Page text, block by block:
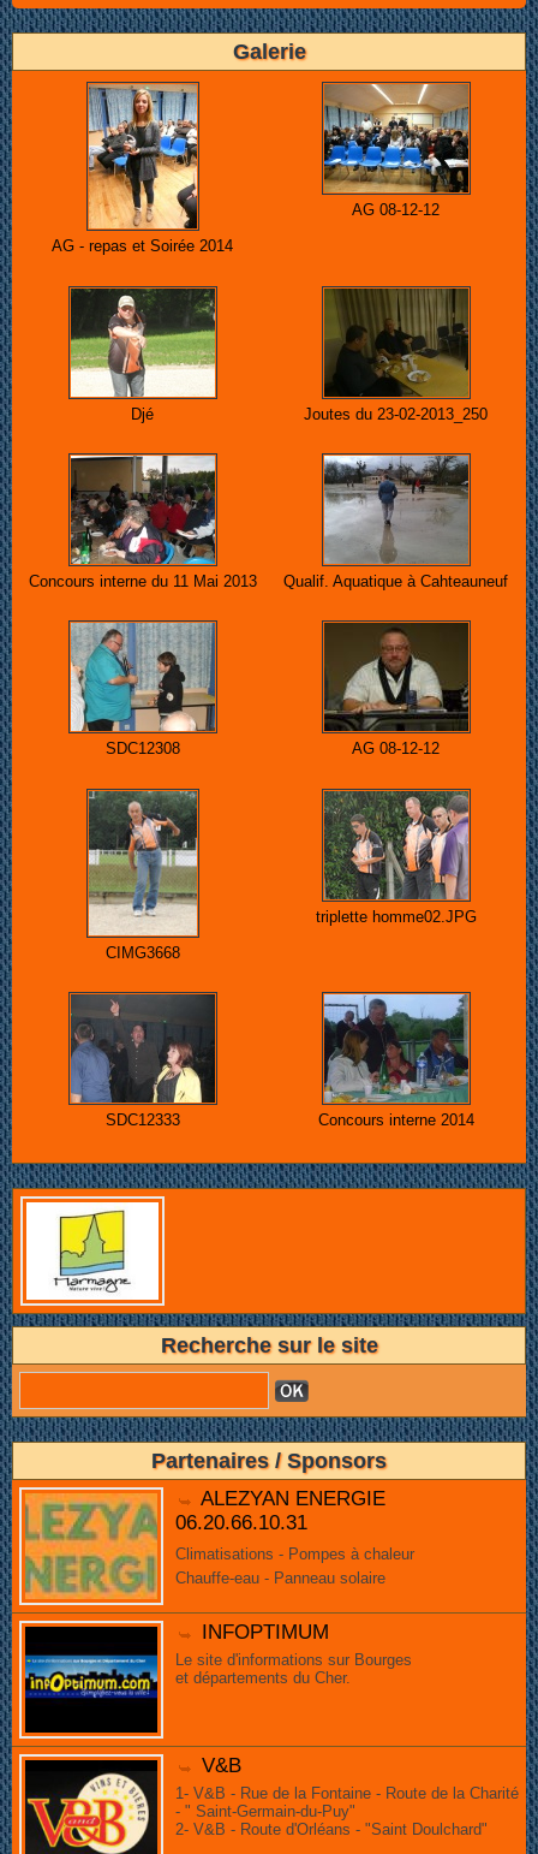
Galerie
AG - repas et Soirée 2014
AG 08-12-12
Djé Joutes du 23-02-2013_250
Concours interne du 11 Mai 2013 Qualif. Aquatique à Cahteauneuf
SDC12308 AG 08-12-12
CIMG3668
triplette homme02.JPG
SDC12333 Concours interne 2014
Recherche sur le site
Partenaires / Sponsors
ALEZYAN ENERGIE
06.20.66.10.31
Climatisations - Pompes à chaleur
Chauffe-eau - Panneau solaire
INFOPTIMUM
Le site d'informations sur Bourges
et départements du Cher.
V&B
1- V&B - Rue de la Fontaine - Route de la Charité
- " Saint-Germain-du-Puy"
2- V&B - Route d'Orléans - "Saint Doulchard"